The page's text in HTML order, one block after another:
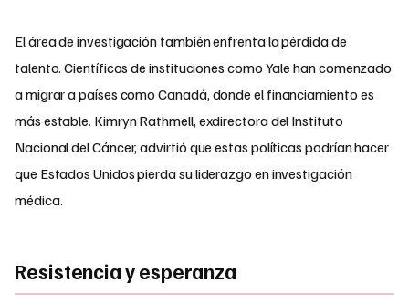
El área de investigación también enfrenta la pérdida de
talento. Científicos de instituciones como Yale han comenzado
a migrar a países como Canadá, donde el financiamiento es
más estable. Kimryn Rathmell, exdirectora del Instituto
Nacional del Cáncer, advirtió que estas políticas podrían hacer
que Estados Unidos pierda su liderazgo en investigación
médica.
Resistencia y esperanza